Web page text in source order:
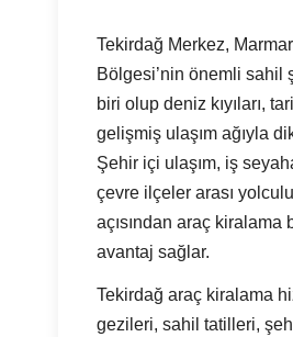
Tekirdağ Merkez,
Bölgesi’nin önemli sahil
biri olup deniz kıyıları,
gelişmiş ulaşım ağıyla
Şehir içi ulaşım, iş
çevre ilçeler arası
açısından araç kiralama
avantaj sağlar.
Tekirdağ araç kiralama
gezileri, sahil tatilleri,